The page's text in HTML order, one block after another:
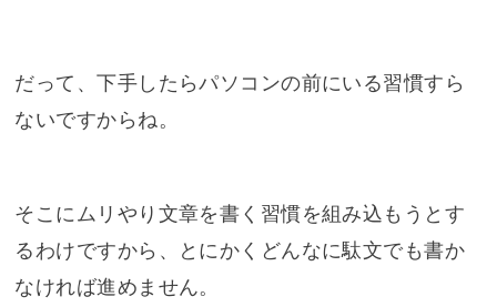
だって、下手したらパソコンの前にいる習慣すら
ないですからね。
そこにムリやり文章を書く習慣を組み込もうとす
るわけですから、とにかくどんなに駄文でも書か
なければ進めません。